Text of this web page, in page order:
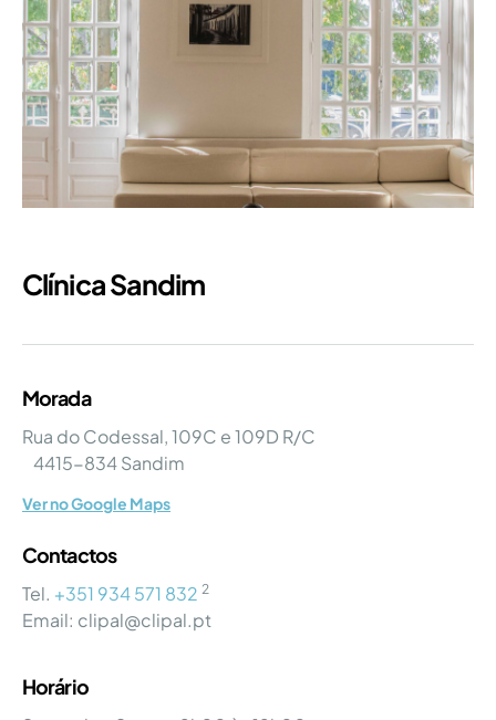
Clínica Sandim
Morada
Rua do Codessal, 109C e 109D R/C
4415-834 Sandim
Ver no Google Maps
Contactos
Tel. +351 934 571 832 2
Email: clipal@clipal.pt
Horário